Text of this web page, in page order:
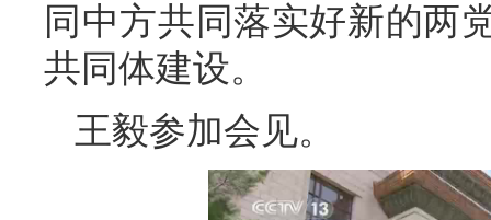
同中方共同落实好新的两
共同体建设。
王毅参加会见。